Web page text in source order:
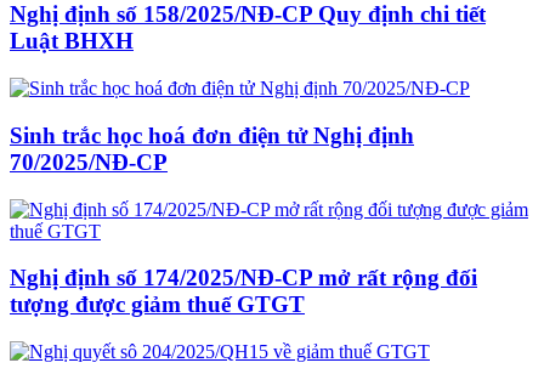
Nghị định số 158/2025/NĐ-CP Quy định chi tiết
Luật BHXH
Sinh trắc học hoá đơn điện tử Nghị định
70/2025/NĐ-CP
Nghị định số 174/2025/NĐ-CP mở rất rộng đối
tượng được giảm thuế GTGT